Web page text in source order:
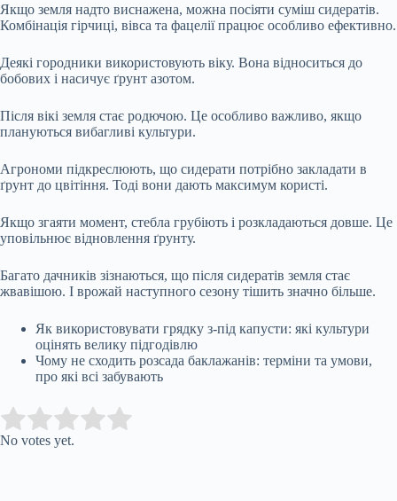
Якщо земля надто виснажена, можна посіяти суміш сидератів.
Комбінація гірчиці, вівса та фацелії працює особливо ефективно.
Деякі городники використовують віку. Вона відноситься до
бобових і насичує ґрунт азотом.
Після вікі земля стає родючою. Це особливо важливо, якщо
плануються вибагливі культури.
Агрономи підкреслюють, що сидерати потрібно закладати в
ґрунт до цвітіння. Тоді вони дають максимум користі.
Якщо згаяти момент, стебла грубіють і розкладаються довше. Це
уповільнює відновлення ґрунту.
Багато дачників зізнаються, що після сидератів земля стає
жвавішою. І врожай наступного сезону тішить значно більше.
Як використовувати грядку з-під капусти: які культури
оцінять велику підгодівлю
Чому не сходить розсада баклажанів: терміни та умови,
про які всі забувають
Rate this item:
No votes yet.